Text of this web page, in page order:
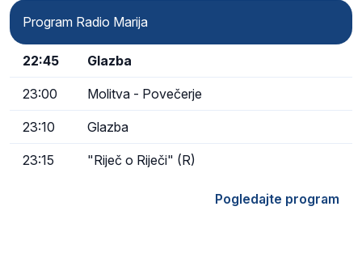
Program Radio Marija
22:45 Glazba
23:00 Molitva - Povečerje
23:10 Glazba
23:15 "Riječ o Riječi" (R)
Pogledajte program